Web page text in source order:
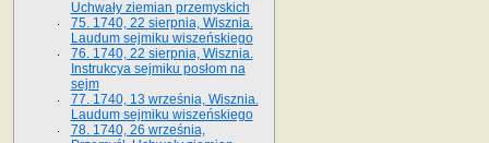
Uchwały ziemian przemyskich
75. 1740, 22 sierpnia, Wisznia.
Laudum sejmiku wiszeńskiego
76. 1740, 22 sierpnia, Wisznia.
Instrukcya sejmiku posłom na
sejm
77. 1740, 13 września, Wisznia.
Laudum sejmiku wiszeńskiego
78. 1740, 26 września,